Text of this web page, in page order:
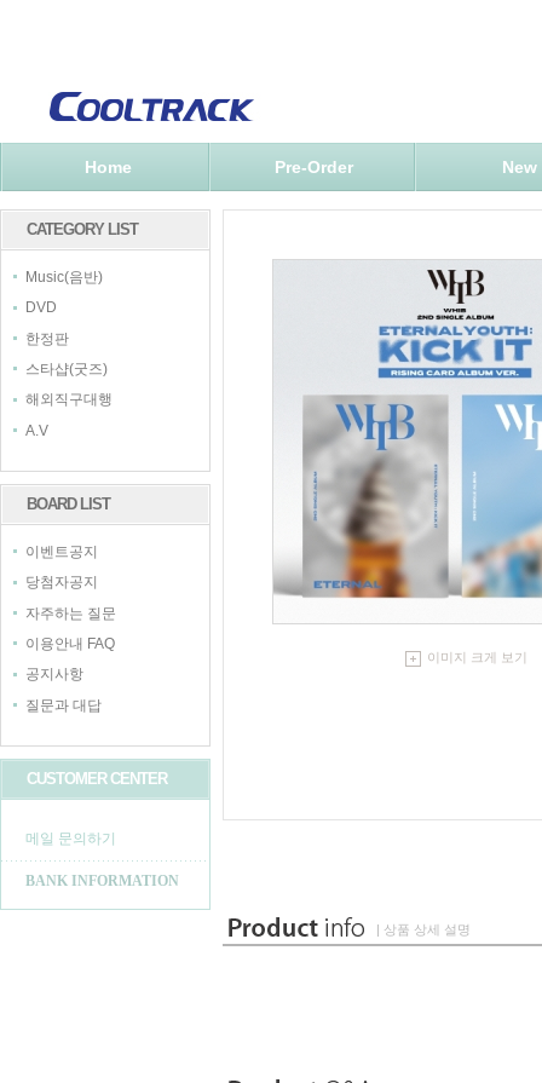
Home Pre-Order New
CATEGORY LIST
Music(음반)
DVD
한정판
스타샵(굿즈)
해외직구대행
A.V
BOARD LIST
이벤트공지
당첨자공지
자주하는 질문
이용안내 FAQ
공지사항
질문과 대답
CUSTOMER CENTER
메일 문의하기
BANK INFORMATION
이미지 크게 보기
| 상품 상세 설명